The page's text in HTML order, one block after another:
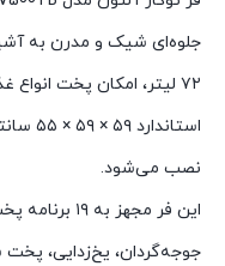
جلوه‌ای شیک و مدرن به
۷۲ لیتر، امکان پخت
نصب می‌شود.
این فر مجهز
جوجه‌گردان، یخ‌زدایی،